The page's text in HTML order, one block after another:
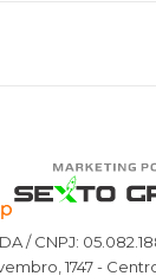
/ CNPJ:
1747 -